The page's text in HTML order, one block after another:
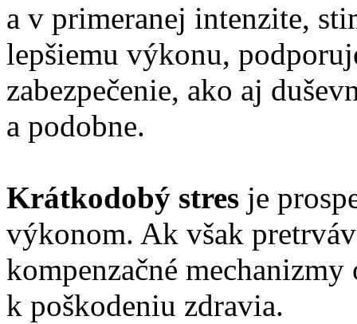
a v primeranej intenzite,
lepšiemu výkonu,
zabezpečenie, ako aj
a podobne.
Krátkodobý stres je
výkonom. Ak však
kompenzačné
k poškodeniu zdravia.